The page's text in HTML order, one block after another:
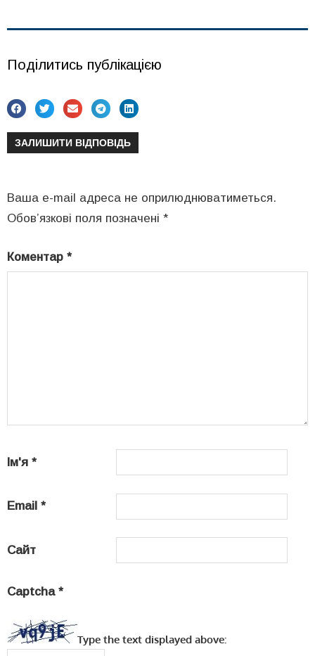
Поділитись публікацією
ЗАЛИШИТИ ВІДПОВІДЬ
Ваша e-mail адреса не оприлюднюватиметься.
Обов’язкові поля позначені *
Коментар *
Ім'я *
Email *
Сайт
Captcha *
Type the text displayed above: